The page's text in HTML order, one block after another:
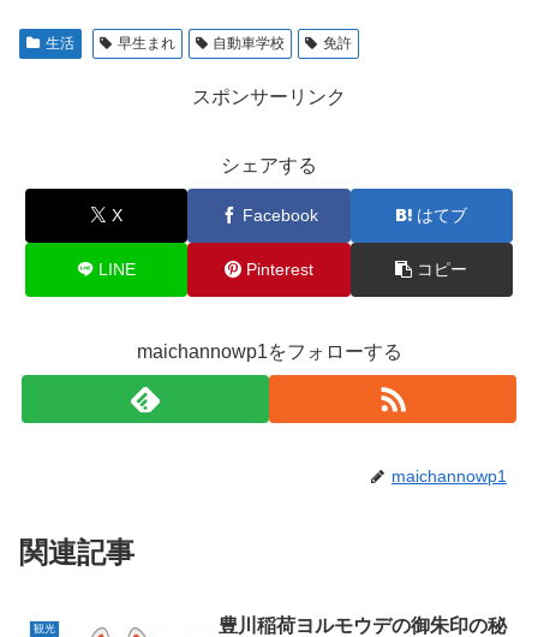
生活 早生まれ 自動車学校 免許
スポンサーリンク
シェアする
X Facebook はてブ
LINE Pinterest コピー
maichannowp1をフォローする
maichannowp1
関連記事
観光
豊川稲荷ヨルモウデの御朱印の秘